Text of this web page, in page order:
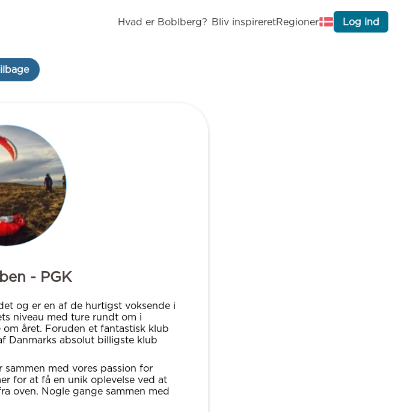
Hvad er Boblberg? Bliv inspireretRegioner Log ind
- PGK
og er en af de hurtigst voksende i
niveau med ture rundt om i
året. Foruden et fantastisk klub
Danmarks absolut billigste klub
med vores passion for
for at få en unik oplevelse ved at
oven. Nogle gange sammen med